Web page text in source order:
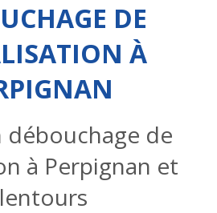
DE
À
débouchage de
à Perpignan et